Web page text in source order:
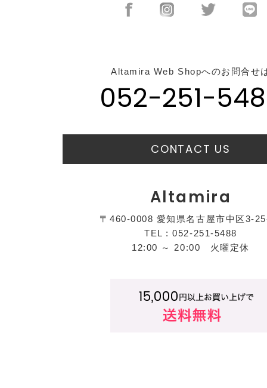
Altamira Web Shopへのお問合せ
052-251-
CONTACT US
Altamira
〒460-0008 愛知県名古屋市中区3-
TEL : 052-251-5488
12:00 ～ 20:00 火曜定休